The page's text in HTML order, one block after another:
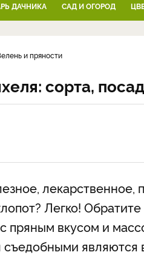
ДАЧНИКА САД И ОГОРОД
и пряности
сорта,
лекарственное,
Легко!
пряным вкусом и
являются